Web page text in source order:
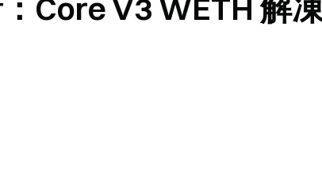
Core V3 WETH 解凍